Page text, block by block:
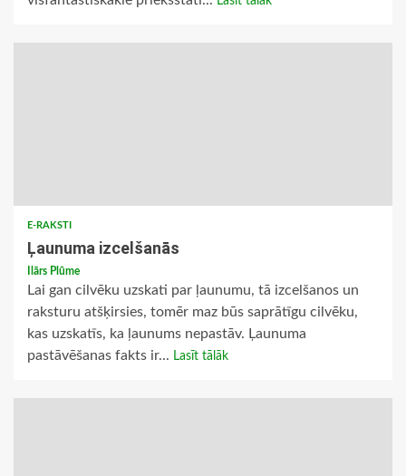
E-RAKSTI
Ļaunuma izcelšanās
Ilārs Plūme
Lai gan cilvēku uzskati par ļaunumu, tā izcelšanos un
raksturu atšķirsies, tomēr maz būs saprātīgu cilvēku,
kas uzskatīs, ka ļaunums nepastāv. Ļaunuma
pastāvēšanas fakts ir... Lasīt tālāk